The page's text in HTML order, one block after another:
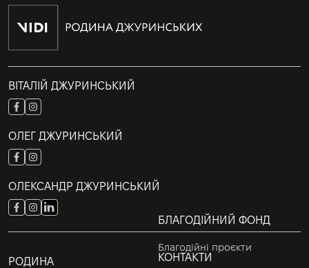
ВІТАЛІЙ ДЖУРИНСЬКИЙ
ОЛЕГ ДЖУРИНСЬКИЙ
ОЛЕКСАНДР ДЖУРИНСЬКИЙ
РОДИНА
БЛАГОДІЙНИЙ ФОНД
Благодійні проєкти
КОНТАКТИ